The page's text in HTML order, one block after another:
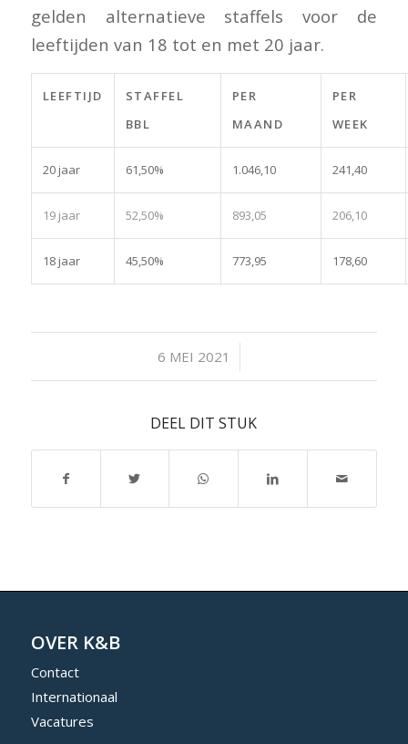
gelden alternatieve staffels voor de
leeftijden van 18 tot en met 20 jaar.
LEEFTIJD
STAFFEL
BBL
PER
MAAND
PER
WEEK
20 jaar 61,50% 1.046,10 241,40
19 jaar 52,50% 893,05 206,10
18 jaar 45,50% 773,95 178,60
6 MEI 2021
/
DEEL DIT STUK
OVER K&B
Contact
Internationaal
Vacatures